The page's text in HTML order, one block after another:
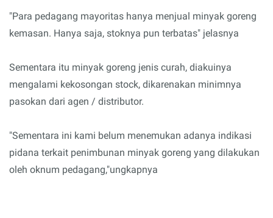
"Para pedagang mayoritas hanya menjual minyak goreng
kemasan. Hanya saja, stoknya pun terbatas" jelasnya
Sementara itu minyak goreng jenis curah, diakuinya
mengalami kekosongan stock, dikarenakan minimnya
pasokan dari agen / distributor.
"Sementara ini kami belum menemukan adanya indikasi
pidana terkait penimbunan minyak goreng yang dilakukan
oleh oknum pedagang,"ungkapnya